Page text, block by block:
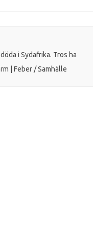
i Sydafrika. Tros ha
| Feber / Samhälle